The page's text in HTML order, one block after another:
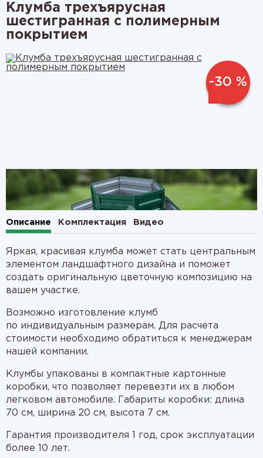
Клумба трехъярусная
шестигранная с полимерным
покрытием
-30 %
Описание Комплектация Видео
Яркая, красивая клумба может стать центральным
элементом ландшафтного дизайна и поможет
создать оригинальную цветочную композицию на
вашем участке.
Возможно изготовление клумб
по индивидуальным размерам. Для расчета
стоимости необходимо обратиться к менеджерам
нашей компании.
Клумбы упакованы в компактные картонные
коробки, что позволяет перевезти их в любом
легковом автомобиле. Габариты коробки: длина
70 см, ширина 20 см, высота 7 см.
Гарантия производителя 1 год, срок эксплуатации
более 10 лет.